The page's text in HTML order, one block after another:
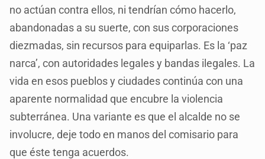
no actúan contra ellos, ni tendrían cómo hacerlo,
abandonadas a su suerte, con sus corporaciones
diezmadas, sin recursos para equiparlas. Es la ‘paz
narca’, con autoridades legales y bandas ilegales. La
vida en esos pueblos y ciudades continúa con una
aparente normalidad que encubre la violencia
subterránea. Una variante es que el alcalde no se
involucre, deje todo en manos del comisario para
que éste tenga acuerdos.